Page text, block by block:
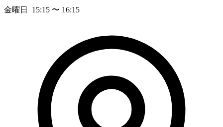
金曜日 15:15 〜 16:15